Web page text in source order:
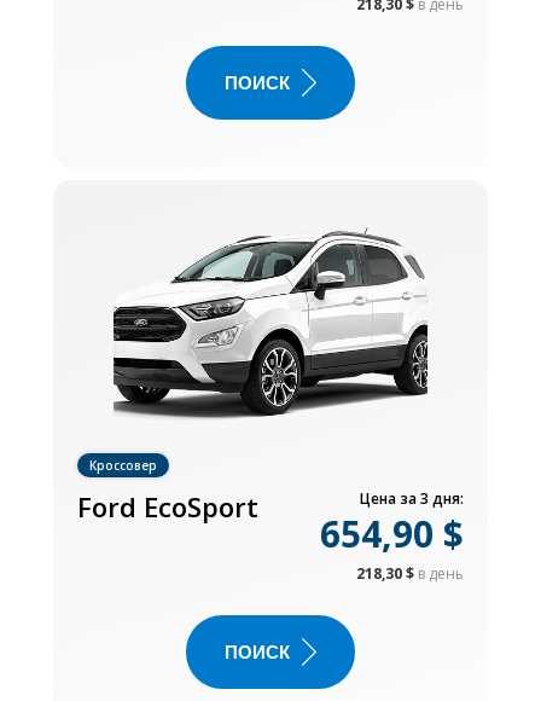
ПОИСК
Кроссовер
Ford EcoSport Цена за 3 дня:
654,90 $
218,30 $ в день
ПОИСК